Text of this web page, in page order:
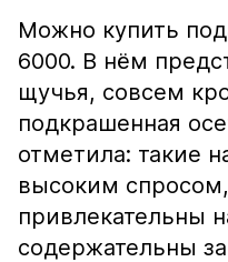
Можно купить
6000. В нём
щучья, совсем
подкрашенная
отметила: такие
высоким
привлекательны
содержательны